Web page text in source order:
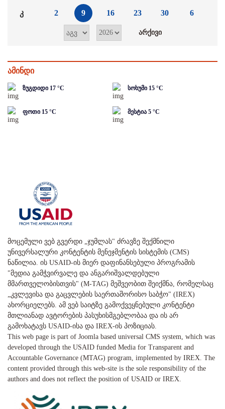
კ 2 9 16 23 30 6
ამინდი
ზუგდიდი 17 °C სოხუმი 15 °C
ფოთი 15 °C მესტია 5 °C
მოცემული ვებ გვერდი „ჯუმლას" ძრავზე შექმნილი
უნივერსალური კონტენტის მენეჯმენტის სისტემის (CMS)
ნაწილია. ის USAID-ის მიერ დაფინანსებული პროგრამის
"მედია გამჭვირვალე და ანგარიშვალდებული
მმართველობისთვის" (M-TAG) მეშვეობით შეიქმნა, რომელსაც
„კვლევისა და გაცვლების საერთაშორისო საბჭო" (IREX)
ახორციელებს. ამ ვებ საიტზე გამოქვეყნებული კონტენტი
მთლიანად ავტორების პასუხისმგებლობაა და ის არ
გამოხატავს USAID-ისა და IREX-ის პოზიციას.
This web page is part of Joomla based universal CMS system, which was
developed through the USAID funded Media for Transparent and
Accountable Governance (MTAG) program, implemented by IREX. The
content provided through this web-site is the sole responsibility of the
authors and does not reflect the position of USAID or IREX.